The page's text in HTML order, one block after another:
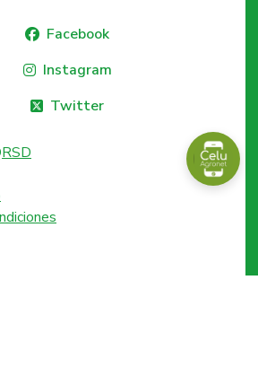
Facebook
Instagram
Twitter